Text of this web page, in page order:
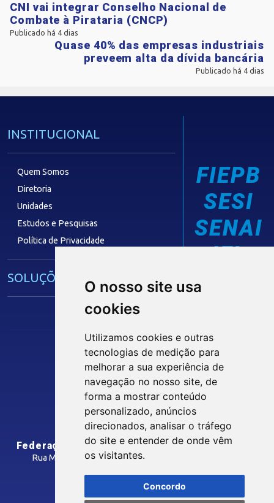
O nosso site usa
cookies
Utilizamos cookies e outras
tecnologias de medição para
melhorar a sua experiência de
navegação no nosso site, de
forma a mostrar conteúdo
personalizado, anúncios
direcionados, analisar o tráfego
do site e entender de onde vêm
os visitantes.
Concordo
CNI vai integrar Conselho Nacional de
Combate à Pirataria (CNCP)
Publicado há 4 dias
Quase 40% das empresas industriais
preveem alta da dívida bancária
Publicado há 4 dias
INSTITUCIONAL
Quem Somos
Diretoria
Unidades
Estudos e Pesquisas
Política de Privacidade
SOLUÇÕES E SERVIÇOS
Núcleo de Acesso ao Crédito
Centro Internacional de Negócios -
CONTRIBUIÇÃO SINDICAL
SINDICATOS FILIADOS
FIEPB
SESI
SENAI
IEL
Siga nossas Redes Sociais
INTRANET
Federação das Indústrias do Estado da Paraíba
Rua Manoel Gonçalves Guimarães, 195 - José Pinheiro
Como Chegar